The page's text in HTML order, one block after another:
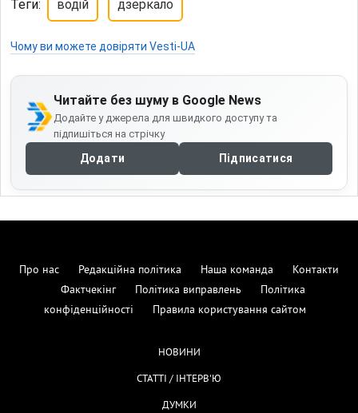
Теги: водій дзеркало
Чому ви можете довіряти Vesti-UA
Читайте без шуму в Google News
Додайте у джерела для швидкого доступу та
підпишіться на стрічку
Додати Підписатися
Про нас Редакційна політика Наша команда
Контакти
Фактчекінг
Політика виправлень
Політика
конфіденційності
Правила користування сайтом
НОВИНИ
СТАТТІ / ІНТЕРВ'Ю
ДУМКИ